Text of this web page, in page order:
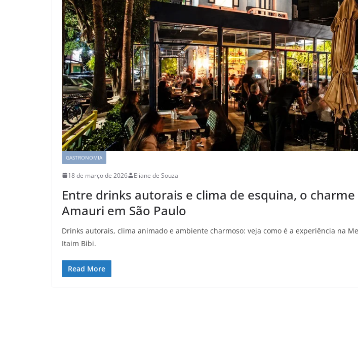
GASTRONOMIA
18 de março de 2026 Eliane de Souza
Entre drinks autorais e clima de esquina, o
Amauri em São Paulo
Drinks autorais, clima animado e ambiente charmoso: veja como é a experiência na
Itaim Bibi.
Read More